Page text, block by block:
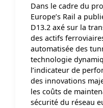
Dans le cadre du
Europe’s Rail a
D13.2 axé sur la
des actifs
automatisée des
technologie
l’indicateur de
des innovations
les coûts de
sécurité du réseau